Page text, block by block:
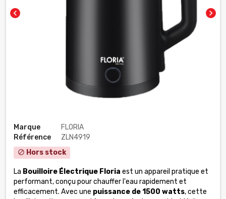
chevron_left chevron_right
Marque
FLORIA
Référence
ZLN4919
block Hors stock
La Bouilloire Électrique Floria est un appareil pratique et
performant, conçu pour chauffer l'eau rapidement et
efficacement. Avec une puissance de 1500 watts, cette